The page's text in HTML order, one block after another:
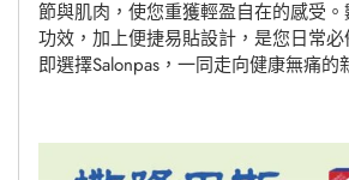
節與肌肉，使您重獲輕盈自在的感受
功效，加上便捷易貼設計，是您日常
即選擇Salonpas，一同走向健康無痛的